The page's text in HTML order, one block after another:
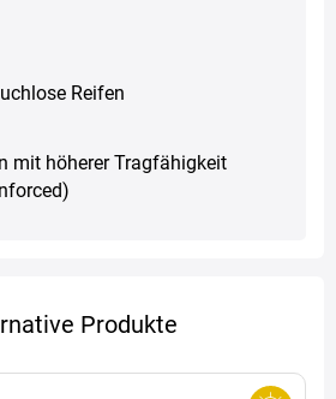
Reifen
mit höherer Tragfähigkeit
Produkte